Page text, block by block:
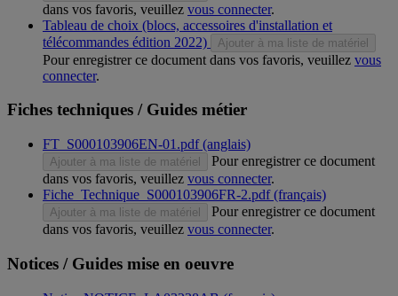
dans vos favoris, veuillez vous connecter.
Tableau de choix (blocs, accessoires d'installation et
télécommandes édition 2022)
Ajouter à ma liste de matériel
Pour enregistrer ce document dans vos favoris, veuillez vous
connecter.
Fiches techniques / Guides métier
FT_S000103906EN-01.pdf (anglais)
Ajouter à ma liste de matériel
Pour enregistrer ce document
dans vos favoris, veuillez vous connecter.
Fiche_Technique_S000103906FR-2.pdf (français)
Ajouter à ma liste de matériel
Pour enregistrer ce document
dans vos favoris, veuillez vous connecter.
Notices / Guides mise en oeuvre